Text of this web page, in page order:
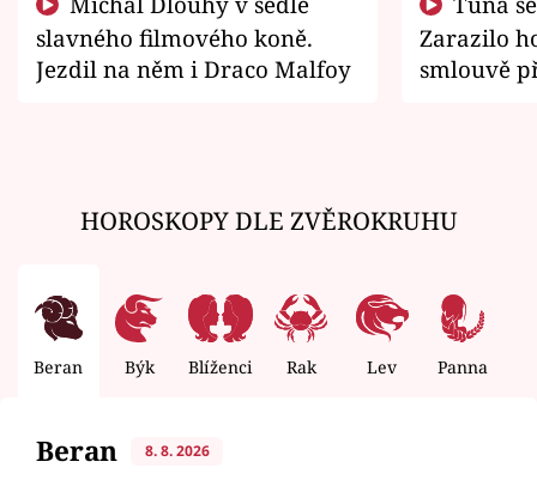
slavného filmového koně.
Jezdil na něm i Draco Malfoy
Zarazilo
smlouvě
HOROSKOPY DLE ZVĚROKRUHU
Beran Býk Blíženci Rak Lev Panna
Beran 8. 8. 2026